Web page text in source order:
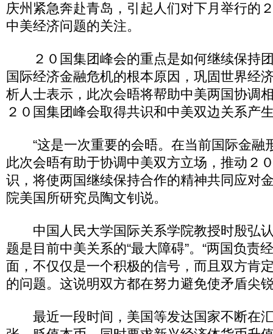
庆州紧急奔赴青岛，引起人们对下月举行的
中美经济问题的关注。
２０国集团峰会的重点是如何继续保持
国际经济金融危机的根本原因，巩固世界经
析人士表示，此次会晤将帮助中美两国协调
２０国集团峰会取得共识和中美双边关系产
“这是一次重要的会晤。在当前国际金融
此次会晤有助于协调中美双方立场，推动２
识，将使两国继续保持合作的精神共同应对
院美国所研究员陶文钊说。
中国人民大学国际关系学院教授时殷弘
题是目前中美关系的“最大障碍”。“两国负责
面，不仅仅是一个积极的信号，而且双方肯
的问题。这说明双方都在努力避免使矛盾尖
最近一段时间，美国等发达国家不断在